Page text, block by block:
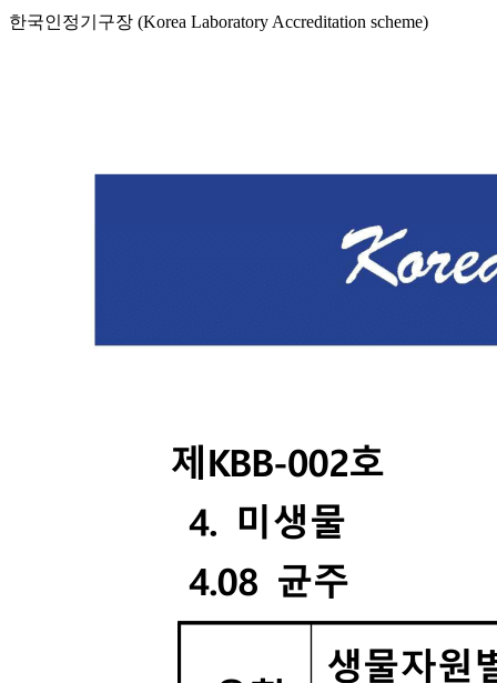
한국인정기구장 (Korea Laboratory Accreditation scheme)